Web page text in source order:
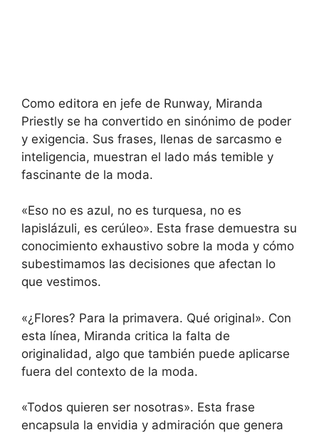
Como editora en jefe de Runway, Miranda
Priestly se ha convertido en sinónimo de poder
y exigencia. Sus frases, llenas de sarcasmo e
inteligencia, muestran el lado más temible y
fascinante de la moda.
«Eso no es azul, no es turquesa, no es
lapislázuli, es cerúleo». Esta frase demuestra su
conocimiento exhaustivo sobre la moda y cómo
subestimamos las decisiones que afectan lo
que vestimos.
«¿Flores? Para la primavera. Qué original». Con
esta línea, Miranda critica la falta de
originalidad, algo que también puede aplicarse
fuera del contexto de la moda.
«Todos quieren ser nosotras». Esta frase
encapsula la envidia y admiración que genera